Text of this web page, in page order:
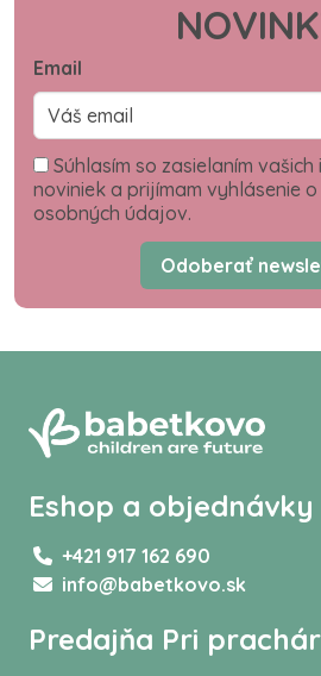
Email
Súhlasím so zasielaním
noviniek a prijímam vyhlásenie
osobných údajov.
Odoberať
Eshop a objednávky
+421 917 162 690
info@babetkovo.sk
Predajňa Pri